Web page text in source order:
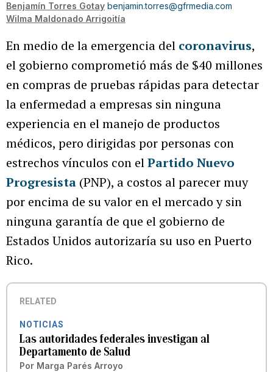
Benjamín Torres Gotay benjamin.torres@gfrmedia.com
Wilma Maldonado Arrigoitía
En medio de la emergencia del coronavirus,
el gobierno comprometió más de $40 millones
en compras de pruebas rápidas para detectar
la enfermedad a empresas sin ninguna
experiencia en el manejo de productos
médicos, pero dirigidas por personas con
estrechos vínculos con elPartido Nuevo
Progresista (PNP), a costos al parecer muy
por encima de su valor en el mercado y sin
ninguna garantía de que el gobierno de
Estados Unidos autorizaría su uso en Puerto
Rico.
RELATED
NOTICIAS
Las autoridades federales investigan al
Departamento de Salud
Por Marga Parés Arroyo